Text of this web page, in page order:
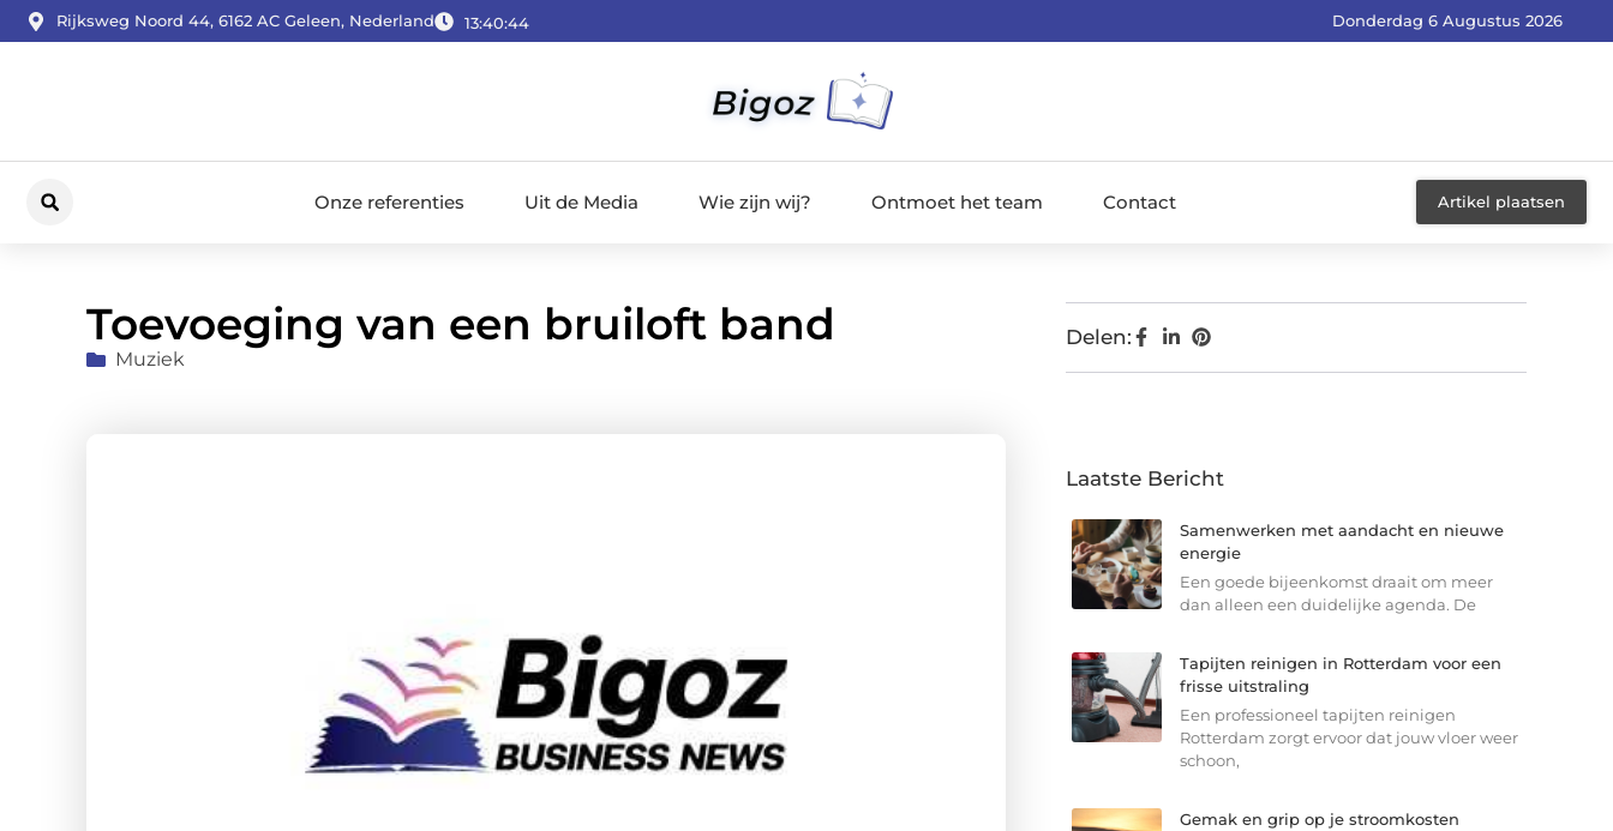
Rijksweg Noord 44, 6162 AC Geleen, Nederland 13:40:45 Donderdag 6 Augustus 2026
Onze referenties Uit de Media Wie zijn wij? Ontmoet het team Contact Artikel plaatsen
Toevoeging van een bruiloft band
Muziek
Delen:
Laatste Bericht
Samenwerken met aandacht en nieuwe
energie
Een goede bijeenkomst draait om meer
dan alleen een duidelijke agenda. De
Tapijten reinigen in Rotterdam voor een
frisse uitstraling
Een professioneel tapijten reinigen
Rotterdam zorgt ervoor dat jouw vloer weer
schoon,
Gemak en grip op je stroomkosten